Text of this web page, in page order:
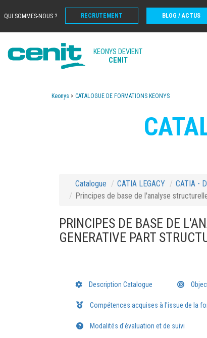
QUI SOMMES-NOUS ? RECRUTEMENT BLOG / ACTUS
KEONYS DEVIENT
CENIT
Keonys > CATALOGUE DE FORMATIONS KEONYS
Catalogue CATIA LEGACY
CATIA -
Principes de base de l'analyse
PRINCIPES DE BASE DE
GENERATIVE PART
Description Catalogue
Compétences acquises à l'issue de la
Modalités d'évaluation et de suivi